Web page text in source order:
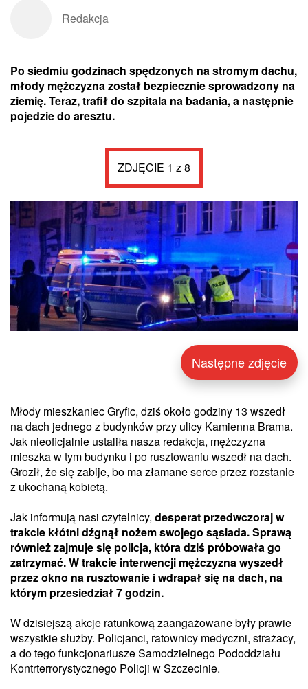
Redakcja
Po siedmiu godzinach spędzonych na stromym dachu,
młody mężczyzna został bezpiecznie sprowadzony na
ziemię. Teraz, trafił do szpitala na badania, a następnie
pojedzie do aresztu.
ZDJĘCIE 1 z 8
Następne zdjęcie
Młody mieszkaniec Gryfic, dziś około godziny 13 wszedł
na dach jednego z budynków przy ulicy Kamienna Brama.
Jak nieoficjalnie ustaliła nasza redakcja, mężczyzna
mieszka w tym budynku i po rusztowaniu wszedł na dach.
Groził, że się zabije, bo ma złamane serce przez rozstanie
z ukochaną kobietą.
Jak informują nasi czytelnicy, desperat przedwczoraj w
trakcie kłótni dźgnął nożem swojego sąsiada. Sprawą
również zajmuje się policja, która dziś próbowała go
zatrzymać. W trakcie interwencji mężczyzna wyszedł
przez okno na rusztowanie i wdrapał się na dach, na
którym przesiedział 7 godzin.
W dzisiejszą akcje ratunkową zaangażowane były prawie
wszystkie służby. Policjanci, ratownicy medyczni, strażacy,
a do tego funkcjonariusze Samodzielnego Pododdziału
Kontrterrorystycznego Policji w Szczecinie.